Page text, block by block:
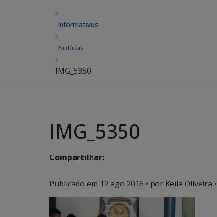
Informativos
Notícias
IMG_5350
IMG_5350
Compartilhar:
Publicado em 12 ago 2016 • por Keila Oliveira •